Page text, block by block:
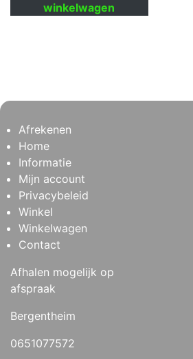
winkelwagen
Afrekenen
Home
Informatie
Mijn account
Privacybeleid
Winkel
Winkelwagen
Contact
Afhalen mogelijk op
afspraak
Bergentheim
0651077572